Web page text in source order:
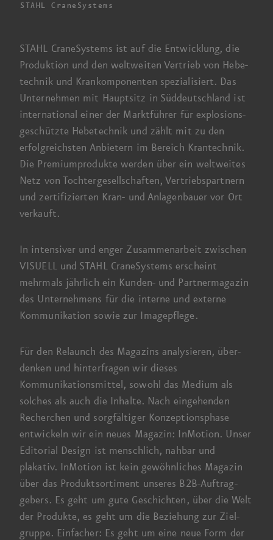
STAHL CraneSystems ist auf die Entwicklung, die
Produktion und den welt­weiten Vertrieb von Hebe­
technik und Kran­komponenten spezialisiert. Das
Unternehmen mit Haupt­sitz in Süd­deutschland ist
international einer der Markt­führer für explosions­
geschützte Hebe­technik und zählt mit zu den
erfolgreichsten Anbietern im Bereich Kran­technik.
Die Premium­produkte werden über ein weltweites
Netz von Tochter­gesellschaften, Vertriebs­partnern
und zertifizierten Kran- und Anlagen­bauer vor Ort
verkauft.
In intensiver und enger Zusammen­arbeit zwischen
VISUELL und STAHL CraneSystems erscheint
mehrmals jährlich ein Kunden- und Partner­magazin
des Unternehmens für die interne und externe
Kommunikation sowie zur Image­pflege.
Für den Relaunch des Magazins analysieren, über­
denken und hinter­fragen wir dieses
Kommunikations­mittel, sowohl das Medium als
solches als auch die Inhalte. Nach eingehenden
Recherchen und sorgfältiger Konzeptions­phase
entwickeln wir ein neues Magazin: InMotion. Unser
Editorial Design ist menschlich, nahbar und
plakativ. InMotion ist kein gewöhnliches Magazin
über das Produkt­sortiment unseres B2B-Auftrag­
gebers. Es geht um gute Geschichten, über die Welt
der Produkte, es geht um die Beziehung zur Ziel­
gruppe. Einfacher: Es geht um eine neue Form der
STAHL CraneSystems